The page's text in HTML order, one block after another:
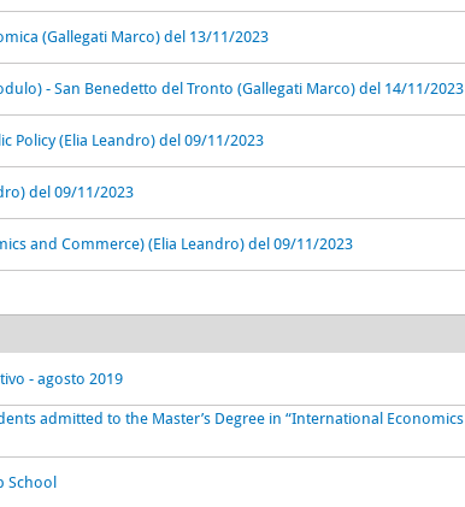
(Gallegati Marco) del 13/11/2023
- San Benedetto del Tronto (Gallegati Marco) del 14/11/2023
Policy (Elia Leandro) del 09/11/2023
del 09/11/2023
and Commerce) (Elia Leandro) del 09/11/2023
- agosto 2019
admitted to the Master’s Degree in “International Economics
School